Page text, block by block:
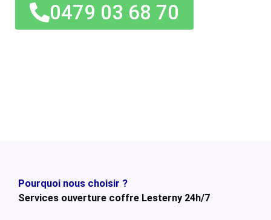
0479 03 68 70
Pourquoi nous choisir ?
Services ouverture coffre Lesterny 24h/7